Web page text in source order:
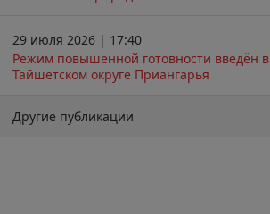
29 июля 2026 | 17:40
Режим повышенной готовности введён в
Тайшетском округе Приангарья
Другие публикации